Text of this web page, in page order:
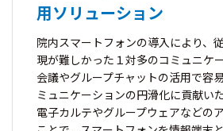
用ソリューション
院内スマートフォンの導入により、
現が難しかった１対多のコミュニケ
会議やグループチャットの活用で容
ミュニケーションの円滑化に貢献い
電子カルテやグループウェアなどの